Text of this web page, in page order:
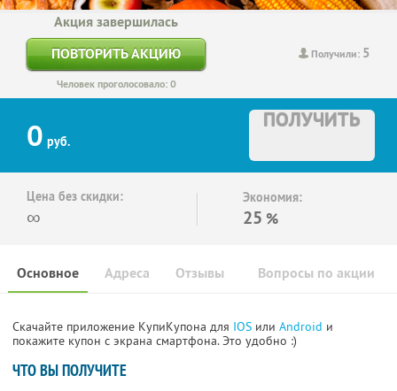
Получили: 5
Акция завершилась
ПОВТОРИТЬ АКЦИЮ
Человек проголосовало: 0
0 руб.
ПОЛУЧИТЬ
Цена без скидки:
∞
Экономия:
25 %
Основное Отзывы Вопросы по акции
Адреса
Скачайте приложение КупиКупона для IOS или Android и
покажите купон с экрана смартфона. Это удобно :)
ЧТО ВЫ ПОЛУЧИТЕ